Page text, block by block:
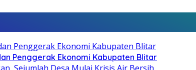
Penggerak Ekonomi Kabupaten Blitar